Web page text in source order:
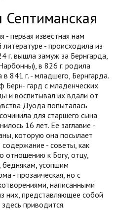
- первая известная нам
- происходила из
г. вышла замуж за Бернгарда,
в 826 г. родила
в 841 г. - младшего, Бернгарда.
Берн- гард с младенческих
и воспитывал их вдали от
Дуода попыталась
для старшего сына
16 лет. Ее заглавие -
которую она посылает
- советы, как
отношению к Богу, отцу,
беднякам, усопшим
- прозаическая, но с
написанными
них, представляющее собой
здесь приводится.